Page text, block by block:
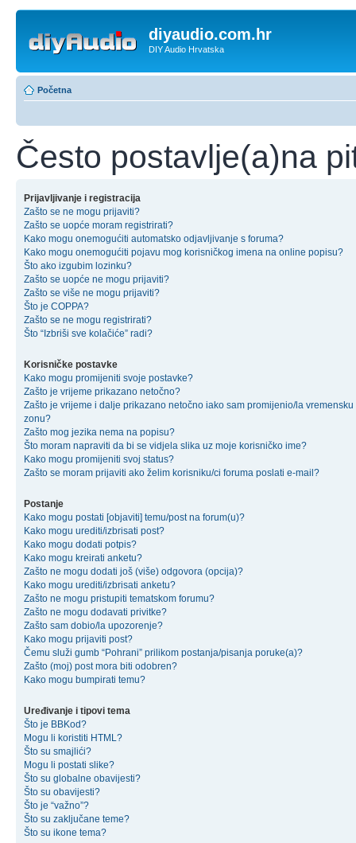
diyaudio.com.hr
DIY Audio Hrvatska
Početna
Često postavlje(a)na
Prijavljivanje i registracija
Zašto se ne mogu prijaviti?
Zašto se uopće moram registrirati?
Kako mogu onemogućiti automatsko odjavljivanje s foruma?
Kako mogu onemogućiti pojavu mog korisničkog imena na online popisu?
Što ako izgubim lozinku?
Zašto se uopće ne mogu prijaviti?
Zašto se više ne mogu prijaviti?
Što je COPPA?
Zašto se ne mogu registrirati?
Što “Izbriši sve kolačiće” radi?
Korisničke postavke
Kako mogu promijeniti svoje postavke?
Zašto je vrijeme prikazano netočno?
Zašto je vrijeme i dalje prikazano netočno iako sam promijenio/la vremensku
zonu?
Zašto mog jezika nema na popisu?
Što moram napraviti da bi se vidjela slika uz moje korisničko ime?
Kako mogu promijeniti svoj status?
Zašto se moram prijaviti ako želim korisniku/ci foruma poslati e-mail?
Postanje
Kako mogu postati [objaviti] temu/post na forum(u)?
Kako mogu urediti/izbrisati post?
Kako mogu dodati potpis?
Kako mogu kreirati anketu?
Zašto ne mogu dodati još (više) odgovora (opcija)?
Kako mogu urediti/izbrisati anketu?
Zašto ne mogu pristupiti tematskom forumu?
Zašto ne mogu dodavati privitke?
Zašto sam dobio/la upozorenje?
Kako mogu prijaviti post?
Čemu služi gumb “Pohrani” prilikom postanja/pisanja poruke(a)?
Zašto (moj) post mora biti odobren?
Kako mogu bumpirati temu?
Uređivanje i tipovi tema
Što je BBKod?
Mogu li koristiti HTML?
Što su smajlići?
Mogu li postati slike?
Što su globalne obavijesti?
Što su obavijesti?
Što je “važno”?
Što su zaključane teme?
Što su ikone tema?